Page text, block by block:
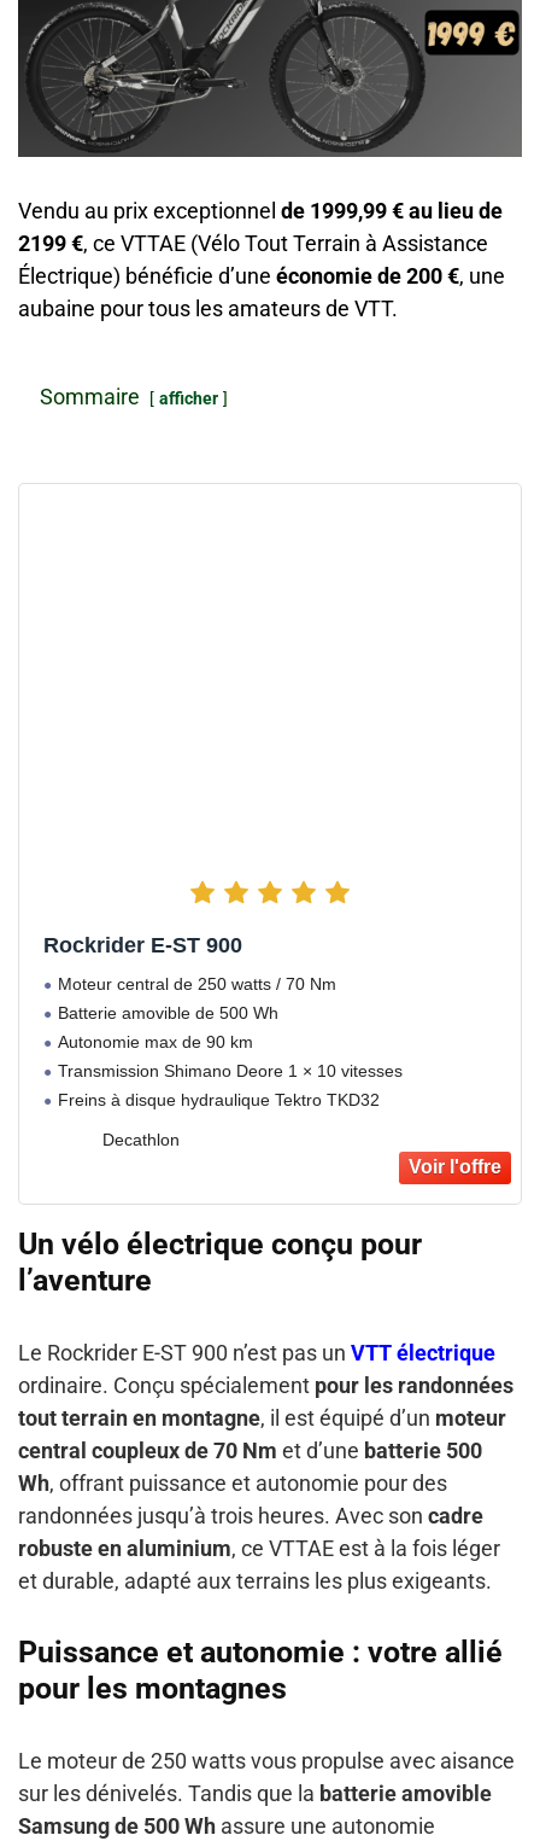
Vendu au prix exceptionnel de 1999,99 € au lieu de
2199 €, ce VTTAE (Vélo Tout Terrain à Assistance
Électrique) bénéficie d’une économie de 200 €, une
aubaine pour tous les amateurs de VTT.
Sommaire afficher
Rockrider E-ST 900
Moteur central de 250 watts / 70 Nm
Batterie amovible de 500 Wh
Autonomie max de 90 km
Transmission Shimano Deore 1 × 10 vitesses
Freins à disque hydraulique Tektro TKD32
Decathlon
Un vélo électrique conçu pour
l’aventure
Le Rockrider E-ST 900 n’est pas un VTT électrique
ordinaire. Conçu spécialement pour les randonnées
tout terrain en montagne, il est équipé d’un moteur
central coupleux de 70 Nm et d’une batterie 500
Wh, offrant puissance et autonomie pour des
randonnées jusqu’à trois heures. Avec son cadre
robuste en aluminium, ce VTTAE est à la fois léger
et durable, adapté aux terrains les plus exigeants.
Puissance et autonomie : votre allié
pour les montagnes
Le moteur de 250 watts vous propulse avec aisance
sur les dénivelés. Tandis que la batterie amovible
Samsung de 500 Wh assure une autonomie